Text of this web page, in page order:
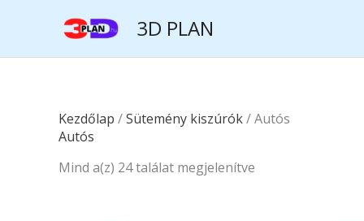
3D PLAN
Kezdőlap /Sütemény kiszúrók/ Autós
Autós
Mind a(z) 24 találat megjelenítve
Sorted